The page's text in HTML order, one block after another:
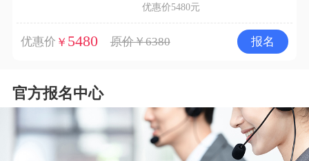
优惠价5480元
优惠价 ￥ 5480 原价￥6380 报名
官方报名中心